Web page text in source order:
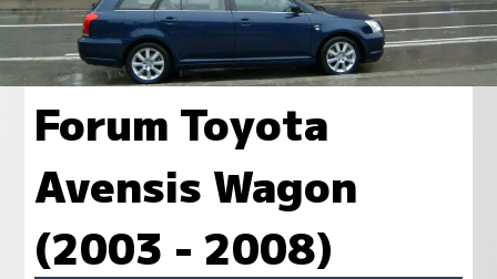
Forum Toyota
Avensis Wagon
(2003 - 2008)